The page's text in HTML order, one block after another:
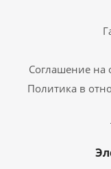
Соглашение на
Политика в